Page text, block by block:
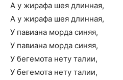
А у жирафа шея длинная,
А у жирафа шея длинная,
У павиана морда синяя,
У павиана морда синяя,
У бегемота нету талии,
У бегемота нету талии,